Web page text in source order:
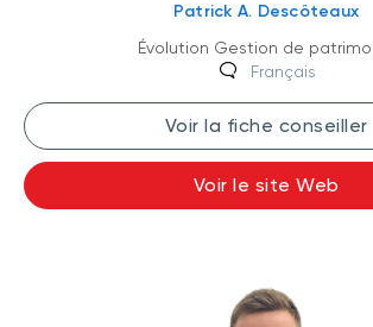
Patrick A. Descôteaux
Évolution Gestion de
Français
Voir la fiche conseiller
Voir le site Web